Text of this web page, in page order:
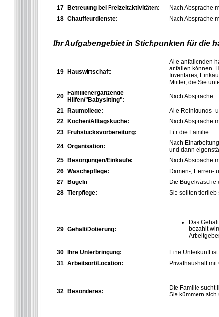
17 Betreuung bei Freizeitaktivitäten:
Nach Absprache
18 Chauffeurdienste: Nach Absprache
Ihr Aufgabengebiet in Stichpunkten für die
19 Hauswirtschaft:
Alle anfallenden
anfallen können.
Inventares,
Mutter, die Sie
20
Familienergänzende
Hilfen/"Babysitting":
Nach Absprache
21 Raumpflege:
Alle Reinigungs-
22
Kochen/Alltagsküche:
Nach Absprache
23
Frühstücksvorbereitung: Für die Familie.
24 Organisation:
Nach
und dann
25
Besorgungen/Einkäufe:
Nach Absrpache
26 Wäschepflege:
Damen-, Herren-
27
Bügeln:
Die Bügelwäsche
28 Tierpflege: Sie sollten tierlieb
29 Gehalt/Dotierung:
Das
bezahlt
30 Ihre Unterbringung:
Eine Unterkunft
31 Arbeitsort/Location: Privathaushalt mit
32 Besonderes:
Die Familie sucht
Sie kümmern sich